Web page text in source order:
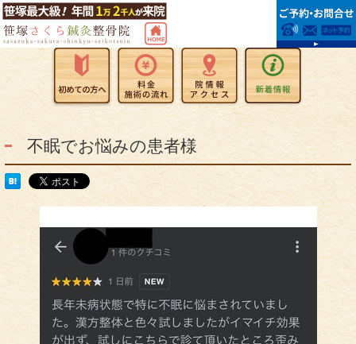
不眠でお悩みの患者様